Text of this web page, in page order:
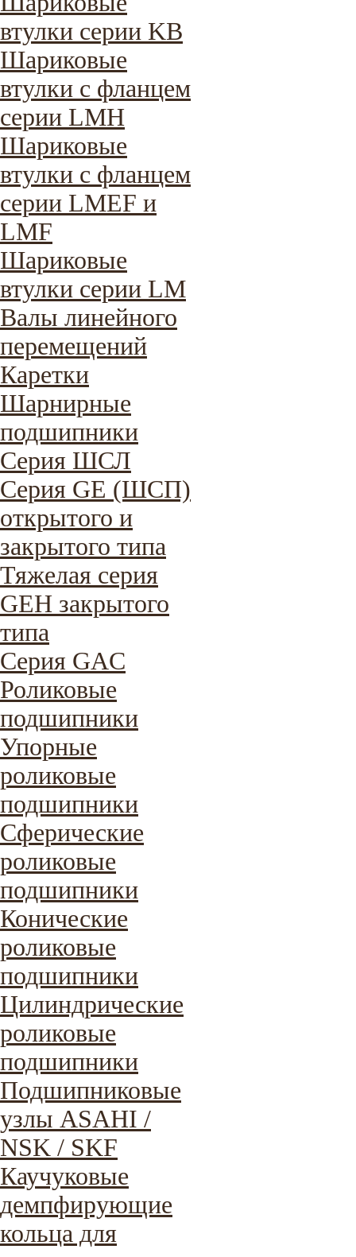
втулки серии KB
Шариковые
втулки с фланцем
серии LMH
Шариковые
втулки с фланцем
серии LMEF и
LMF
Шариковые
втулки серии LM
Валы линейного
перемещений
Каретки
Шарнирные
подшипники
Cерия ШСЛ
Серия GE (ШСП)
открытого и
закрытого типа
Тяжелая серия
GEH закрытого
типа
Серия GAC
Роликовые
подшипники
Упорные
роликовые
подшипники
Сферические
роликовые
подшипники
Конические
роликовые
подшипники
Цилиндрические
роликовые
подшипники
Подшипниковые
узлы ASAHI /
NSK / SKF
Каучуковые
демпфирующие
кольца для